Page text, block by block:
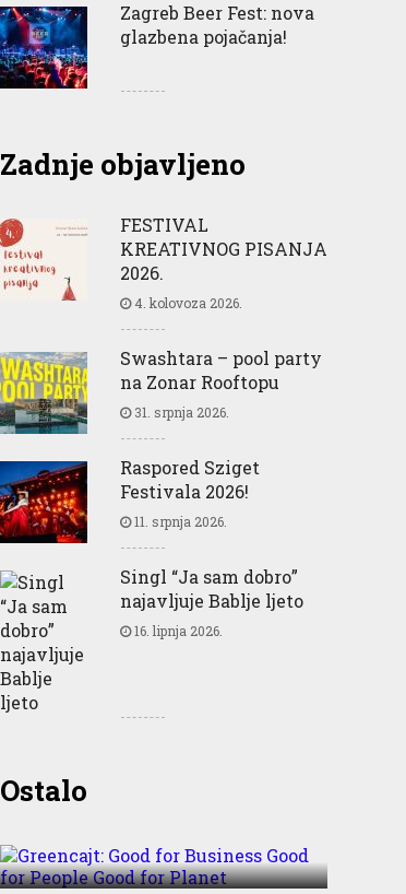
Zagreb Beer Fest: nova
glazbena pojačanja!
Zadnje objavljeno
FESTIVAL
KREATIVNOG PISANJA
2026.
4. kolovoza 2026.
Swashtara – pool party
na Zonar Rooftopu
31. srpnja 2026.
Raspored Sziget
Festivala 2026!
11. srpnja 2026.
Singl “Ja sam dobro”
najavljuje Bablje ljeto
16. lipnja 2026.
OstaloGreencajt: Good for
Business Good for People